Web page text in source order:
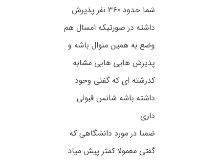
شما حدود ۳۶۰ نفر پذیرش
داشته در صورتیکه امسال هم
وضع به همین منوال باشه و
پذیرش هایی هایی مشابه
کدرشته ای که گفتی وجود
داشته باشه شانس قبولی
داری.
ضمنا در مورد دانشگاهی که
گفتی معمولا کمتر پیش میاد